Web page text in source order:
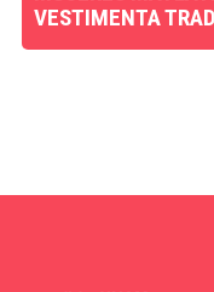
VESTIMENTA